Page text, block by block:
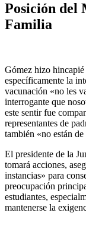
Posición del
Familia
Gómez hizo
específicamente la
vacunación «no les
interrogante que
este sentir fue
representantes de
también «no están
El presidente de la
tomará acciones,
instancias» para
preocupación
estudiantes,
mantenerse la